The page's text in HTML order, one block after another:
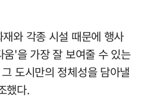
와 각종 시설 때문에 행사
'을 가장 잘 보여줄 수 있는
도시만의 정체성을 담아낼
했다.